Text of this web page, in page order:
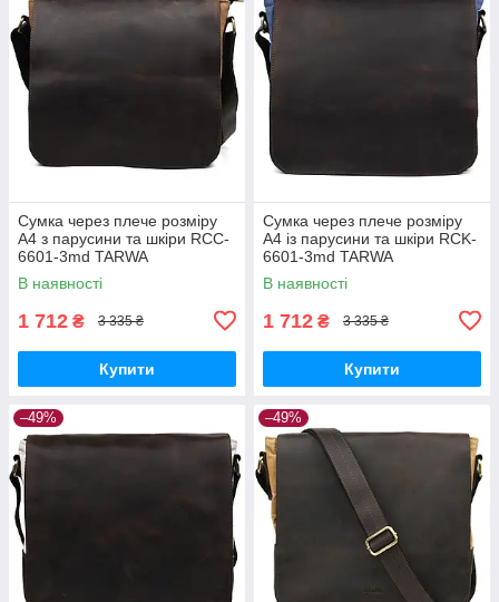
Сумка через плече розміру
А4 з парусини та шкіри RCC-
6601-3md TARWA
В наявності
1 712 ₴ 3 335 ₴
Купити
Сумка через плече розміру
А4 із парусини та шкіри RCK-
6601-3md TARWA
В наявності
1 712 ₴ 3 335 ₴
Купити
–49% –49%